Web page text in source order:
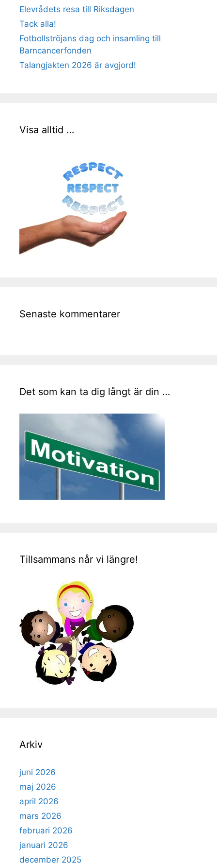
Elevrådets resa till Riksdagen
Tack alla!
Fotbollströjans dag och insamling till
Barncancerfonden
Talangjakten 2026 är avgjord!
Visa alltid …
Senaste kommentarer
Det som kan ta dig långt är din …
Tillsammans når vi längre!
Arkiv
juni 2026
maj 2026
april 2026
mars 2026
februari 2026
januari 2026
december 2025